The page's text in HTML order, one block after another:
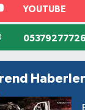
YOUTUBE
05379277726
Haberler